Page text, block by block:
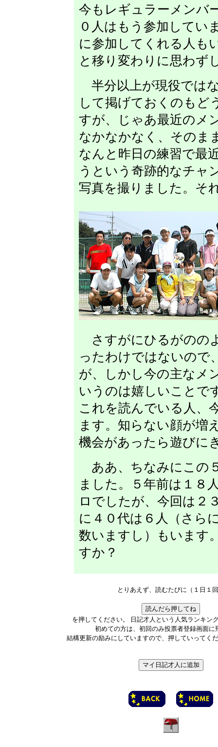
今もレギュラーメンバ
０人はもう参加してい
に参加してくれる人も
と移り変わりに思わず
半分以上が現役では
して掲げておくのもど
すが、じゃあ最近のメ
なかなかなく、そのま
なんと昨日の練習で最
うという奇跡的なチャ
写真を撮りました。そ
さすがにひるがのの
ったわけではないので
が、しかし今の主なメ
いうのは嬉しいことで
これを読んでいる人、
ます。知らない顔が増
機会があったら遊びに
ああ、ちなみにこの
ました。５年前は１８
ロでしたが、今回は２
に４０代は６人（さら
数いますし）もいます
すか？
とりあえず、読むたびに（１日１
を押してください。 日記才人という人気ランキン
初めての方は、初回のみ投票者登録画面に
結構更新の励みにしていますので、押していってく